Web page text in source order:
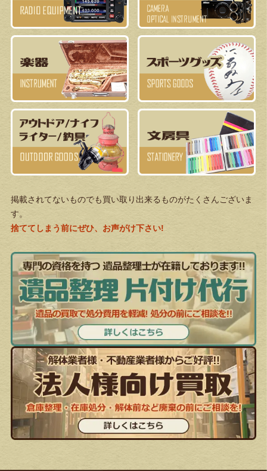
掲載されてないものでも買い取り出来るものがたくさんございま
す。
捨ててしまう前にぜひ、お声がけ下さい!